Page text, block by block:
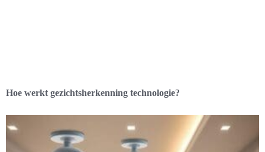
Hoe werkt gezichtsherkenning technologie?